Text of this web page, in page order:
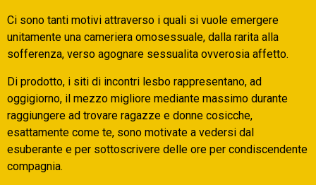
Ci sono tanti motivi attraverso i quali si vuole emergere
unitamente una cameriera omosessuale, dalla rarita alla
sofferenza, verso agognare sessualita ovverosia affetto.
Di prodotto, i siti di incontri lesbo rappresentano, ad
oggigiorno, il mezzo migliore mediante massimo durante
raggiungere ad trovare ragazze e donne cosicche,
esattamente come te, sono motivate a vedersi dal
esuberante e per sottoscrivere delle ore per condiscendente
compagnia.